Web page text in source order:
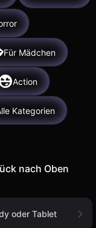
Für Mädchen
Action
Kategorien
nach Oben
oder Tablet